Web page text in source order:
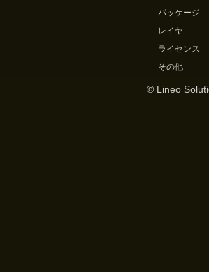
パッケージ
レイヤ
ライセンス
その他
© Lineo